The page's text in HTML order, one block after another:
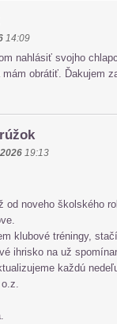
14:09
nahlásiť svojho
mám obrátiť. Ďakujem
19:13
od noveho školského
klubové tréningy,
ihrisko na už
každú